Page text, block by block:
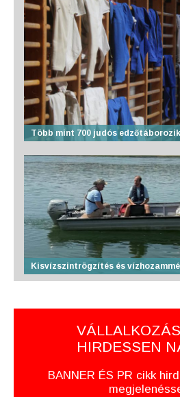
Több mint 700 judós
Kisvízszintrögzítés és
HIRDESSEN
BANNER ÉS PR cikk